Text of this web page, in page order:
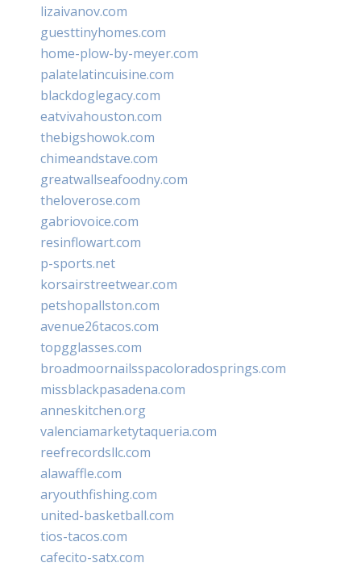
lizaivanov.com
guesttinyhomes.com
home-plow-by-meyer.com
palatelatincuisine.com
blackdoglegacy.com
eatvivahouston.com
thebigshowok.com
chimeandstave.com
greatwallseafoodny.com
theloverose.com
gabriovoice.com
resinflowart.com
p-sports.net
korsairstreetwear.com
petshopallston.com
avenue26tacos.com
topgglasses.com
broadmoornailsspacoloradosprings.com
missblackpasadena.com
anneskitchen.org
valenciamarketytaqueria.com
reefrecordsllc.com
alawaffle.com
aryouthfishing.com
united-basketball.com
tios-tacos.com
cafecito-satx.com